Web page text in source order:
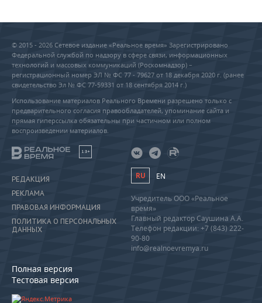
© 2015 - 2026 Сетевое издание «Реальное время» Зарегистрировано
Федеральной службой по надзору в сфере связи, информационных
технологий и массовых коммуникаций (Роскомнадзор) –
регистрационный номер ЭЛ № ФС 77 - 79627 от 18 декабря 2020 г. (ранее
свидетельство Эл № ФС 77-59331 от 18 сентября 2014 г.)
Использование материалов Реального Времени разрешено только с
предварительного согласия правообладателей, упоминание сайта и
прямая гиперссылка обязательны при частичном или полном
воспроизведении материалов.
18+
РЕДАКЦИЯ
РЕКЛАМА
ПРАВОВАЯ ИНФОРМАЦИЯ
ПОЛИТИКА О ПЕРСОНАЛЬНЫХ
ДАННЫХ
Полная версия
Тестовая версия
RU EN
Учредитель ООО «Реальное
время»
Главный редактор Саушина А.А.
Телефон редакции: +7 (843) 222-
90-80
info@realnoevremya.ru